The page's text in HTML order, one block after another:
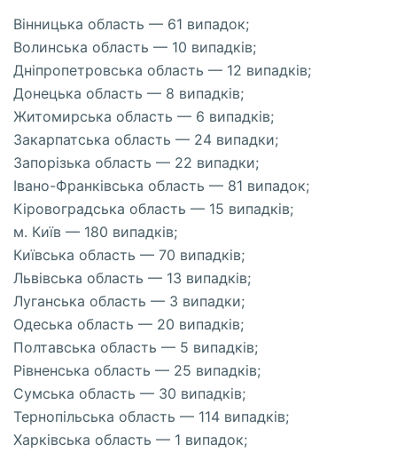
Вінницька область — 61 випадок;
Волинська область — 10 випадків;
Дніпропетровська область — 12 випадків;
Донецька область — 8 випадків;
Житомирська область — 6 випадків;
Закарпатська область — 24 випадки;
Запорізька область — 22 випадки;
Івано-Франківська область — 81 випадок;
Кіровоградська область — 15 випадків;
м. Київ — 180 випадків;
Київська область — 70 випадків;
Львівська область — 13 випадків;
Луганська область — 3 випадки;
Одеська область — 20 випадків;
Полтавська область — 5 випадків;
Рівненська область — 25 випадків;
Сумська область — 30 випадків;
Тернопільська область — 114 випадків;
Харківська область — 1 випадок;